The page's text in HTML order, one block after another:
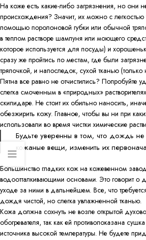
На коже есть какие-либо загрязнения, но они
происхождения? Значит, их можно с
помощью поролоновой губки или обычной
в теплом растворе шампуня или моющего
которое используется для посуды) и
сразу же пройтись по местам, где были
тряпочкой, и напоследок, сухой тканью (только
Пятна все равно не отчистились? Попробуйте
слегка смоченным в «природных»
скипидаре. Не стоит их обильно наносить,
обезжирить кожу. Главное, чтобы вы ни при
использовали во время чистки химические
Будьте уверенны в том, что дождь
кожаные вещи, изменить их
Большинство гладких кож на кожевенном
водоотталкивающими основами. Это говорит о
уходе за ними в дальнейшем. Все, что
дождя чистой, но слегка увлажненной тканью.
Кожа должна сохнуть не возле открытой
обогревателя, так как ей противопоказана
источника высокой температуры. Не будете